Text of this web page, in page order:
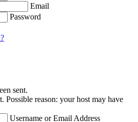
Email
Password
sent.
Possible reason: your host may have
Username or Email Address